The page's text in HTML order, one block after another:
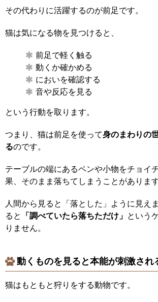
その代わりに活躍するのが前足です。
猫は気になる物を見つけると、
前足で軽く触る
動くか確かめる
においを確認する
音や反応を見る
という行動を取ります。
つまり、猫は前足を使って身のまわりの
るのです。
テーブルの端にあるペンや小物をチョイ
果、そのまま落ちてしまうことがあります
人間から見ると「落とした」ように見え
ると
「調べていたら落ちただけ」 という
りません。
動くものを見ると本能が刺激され
猫はもともと狩りをする動物です。